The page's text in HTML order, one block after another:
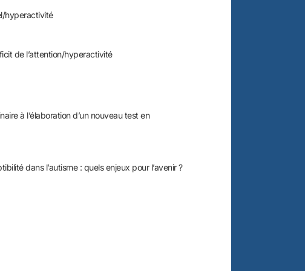
hyperactivité
de l’attention/hyperactivité
à l’élaboration d’un nouveau test en
dans l’autisme : quels enjeux pour l’avenir ?